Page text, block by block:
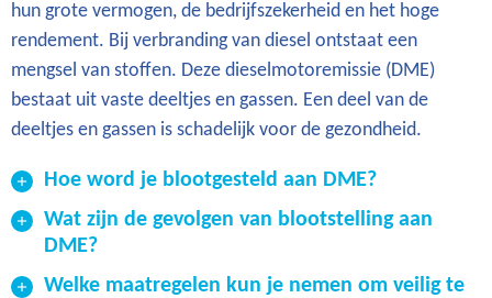
hun grote vermogen, de bedrijfszekerheid en het hoge
rendement. Bij verbranding van diesel ontstaat een
mengsel van stoffen. Deze dieselmotoremissie (DME)
bestaat uit vaste deeltjes en gassen. Een deel van de
deeltjes en gassen is schadelijk voor de gezondheid.
Hoe word je blootgesteld aan DME?
Wat zijn de gevolgen van blootstelling aan
DME?
Welke maatregelen kun je nemen om veilig te